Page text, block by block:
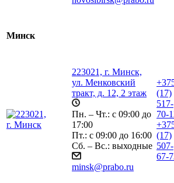
Минск
223021, г. Минск,
ул. Менковский
тракт, д. 12, 2 этаж
Пн. – Чт.: с 09:00 до
17:00
Пт.: с 09:00 до 16:00
Сб. – Вс.: выходные
minsk@prabo.ru
(17)
517-
70-
(17)
507-
67-